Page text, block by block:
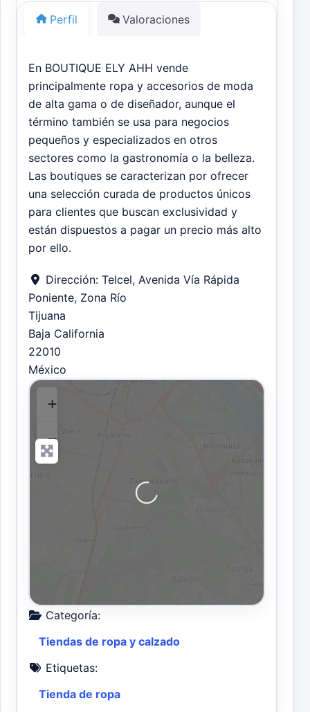
Perfil Valoraciones
En BOUTIQUE ELY AHH vende
principalmente ropa y accesorios de moda
de alta gama o de diseñador, aunque el
término también se usa para negocios
pequeños y especializados en otros
sectores como la gastronomía o la belleza.
Las boutiques se caracterizan por ofrecer
una selección curada de productos únicos
para clientes que buscan exclusividad y
están dispuestos a pagar un precio más alto
por ello.
Dirección: Telcel, Avenida Vía Rápida
Poniente, Zona Río
Tijuana
Baja California
22010
México
+
−
Cargando…
Categoría:
Tiendas de ropa y calzado
Etiquetas:
Tienda de ropa